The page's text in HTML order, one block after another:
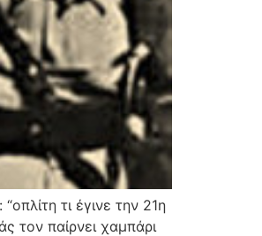
τι έγινε την 21η
τον παίρνει χαμπάρι